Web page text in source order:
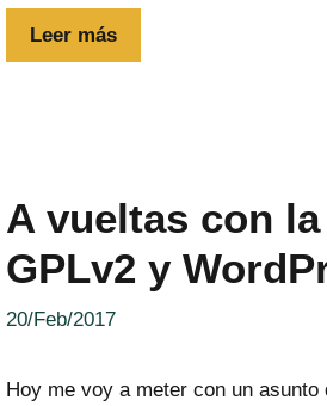
Leer más
A vueltas con
GPLv2 y
20/Feb/2017
Hoy me voy a meter con un